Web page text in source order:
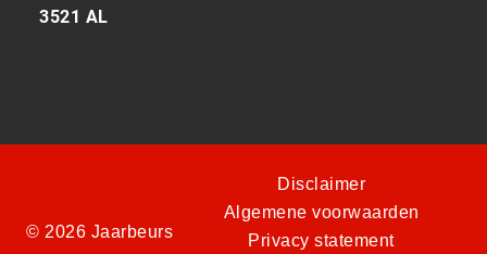
3521 AL
© 2026 Jaarbeurs
Disclaimer
Algemene voorwaarden
Privacy statement